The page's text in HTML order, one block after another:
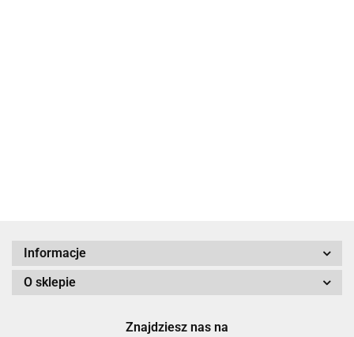
Informacje
O sklepie
Znajdziesz nas na